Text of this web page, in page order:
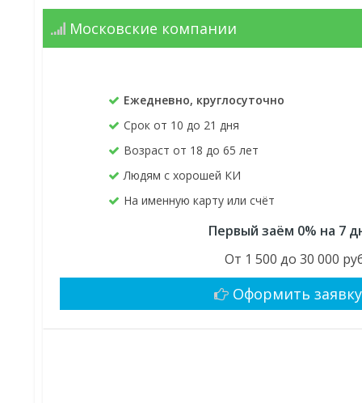
Московские компании
Ежедневно, круглосуточно
Срок от 10 до 21 дня
Возраст от 18 до 65 лет
Людям с хорошей КИ
На именную карту или счёт
Первый заём 0% на 7
От 1 500 до 30 000
Оформить заявку